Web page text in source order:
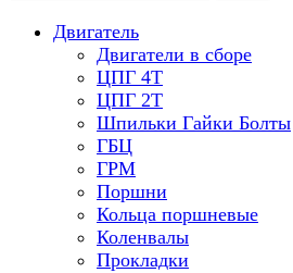
Двигатель
Двигатели в сборе
ЦПГ 4Т
ЦПГ 2Т
Шпильки Гайки Болты
ГБЦ
ГРМ
Поршни
Кольца поршневые
Коленвалы
Прокладки